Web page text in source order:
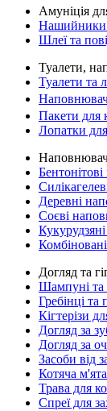
Амуніція
Нашийники
Шлеї та
Туалети,
Туалети та
Пакети для
Лопатки для
Деревні
Соєві
Догляд та
Шампуні та
Гребінці та
Кігтерізи
Догляд за
Догляд за
Засоби від
Котяча
Трава для
Спреї для